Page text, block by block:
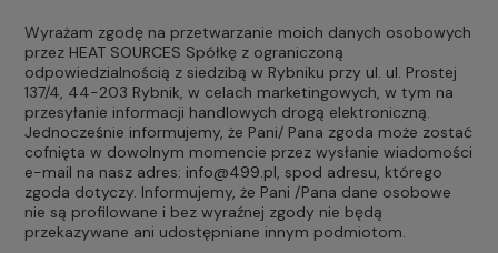
Wyrażam zgodę na przetwarzanie moich danych osobowych
przez HEAT SOURCES Spółkę z ograniczoną
odpowiedzialnością z siedzibą w Rybniku przy ul. ul. Prostej
137/4, 44-203 Rybnik, w celach marketingowych, w tym na
przesyłanie informacji handlowych drogą elektroniczną.
Jednocześnie informujemy, że Pani/ Pana zgoda może zostać
cofnięta w dowolnym momencie przez wysłanie wiadomości
e-mail na nasz adres: info@499.pl, spod adresu, którego
zgoda dotyczy. Informujemy, że Pani /Pana dane osobowe
nie są profilowane i bez wyraźnej zgody nie będą
przekazywane ani udostępniane innym podmiotom.